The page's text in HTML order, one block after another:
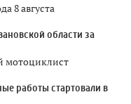
8 августа
области за
мотоциклист
работы стартовали в